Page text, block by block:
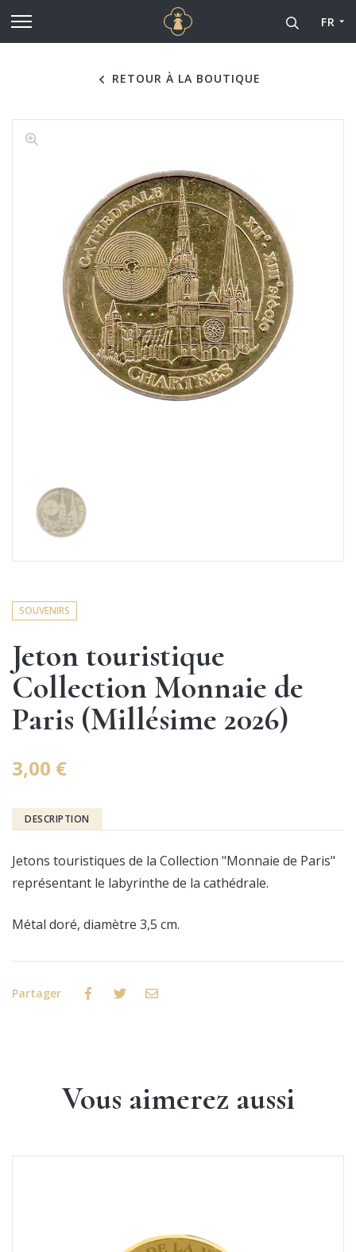
Aller au contenu principal Cathédrale Notre-Dame
FR
RETOUR À LA BOUTIQUE
SOUVENIRS
Jeton touristique
Collection Monnaie de
Paris (Millésime 2026)
3,00 €
DESCRIPTION
Jetons touristiques de la Collection "Monnaie de Paris"
représentant le labyrinthe de la cathédrale.
Métal doré, diamètre 3,5 cm.
Partager FacebookTwitterEmail
Vous aimerez aussi